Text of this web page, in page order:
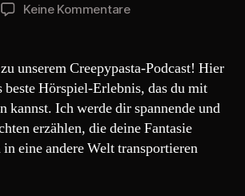
Keine Kommentarezu
„Hexental
Nur
Kinder
dürfen
gehen“
unserem Creepypasta-Podcast! Hier
beste Hörspiel-Erlebnis, das du mit
kannst. Ich werde dir spannende und
erzählen, die deine Fantasie
eine andere Welt transportieren